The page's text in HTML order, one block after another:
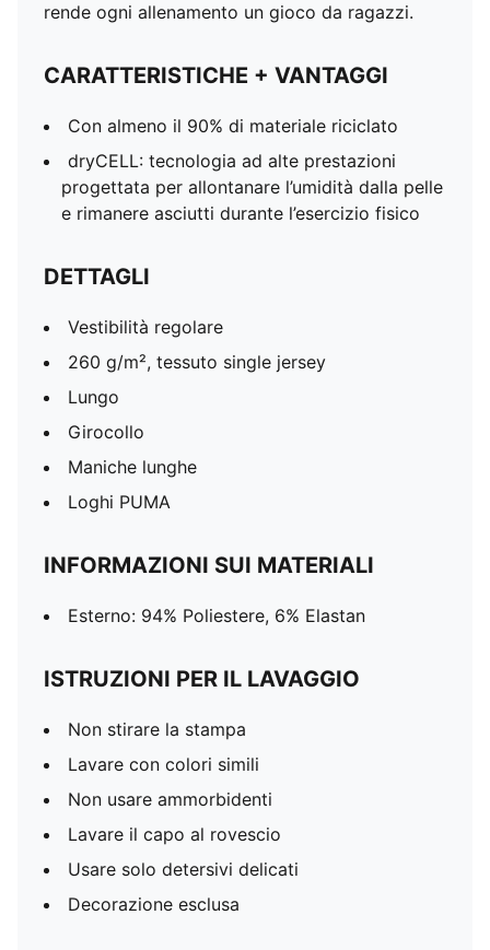
rende ogni allenamento un gioco da ragazzi.
CARATTERISTICHE + VANTAGGI
Con almeno il 90% di materiale riciclato
dryCELL: tecnologia ad alte prestazioni
progettata per allontanare l’umidità dalla pelle
e rimanere asciutti durante l’esercizio fisico
DETTAGLI
Vestibilità regolare
260 g/m², tessuto single jersey
Lungo
Girocollo
Maniche lunghe
Loghi PUMA
INFORMAZIONI SUI MATERIALI
Esterno: 94% Poliestere, 6% Elastan
ISTRUZIONI PER IL LAVAGGIO
Non stirare la stampa
Lavare con colori simili
Non usare ammorbidenti
Lavare il capo al rovescio
Usare solo detersivi delicati
Decorazione esclusa